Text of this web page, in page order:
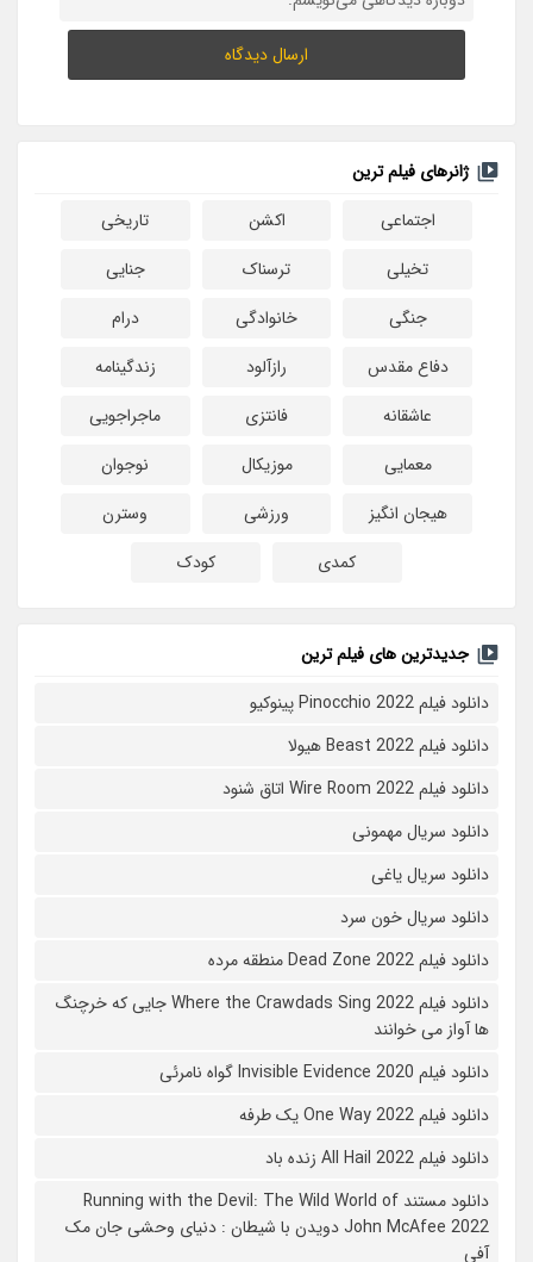
ژانرهای فیلم ترین
اجتماعی
اکشن
تاریخی
تخیلی
ترسناک
جنایی
جنگی
خانوادگی
درام
دفاع مقدس
رازآلود
زندگینامه
عاشقانه
فانتزی
ماجراجویی
معمایی
موزیکال
نوجوان
هیجان انگیز
ورزشی
وسترن
کمدی
کودک
جدیدترین های فیلم ترین
دانلود فیلم Pinocchio 2022 پینوکیو
دانلود فیلم Beast 2022 هیولا
دانلود فیلم Wire Room 2022 اتاق شنود
دانلود سریال مهمونی
دانلود سریال یاغی
دانلود سریال خون سرد
دانلود فیلم 2022 Dead Zone منطقه مرده
دانلود فیلم Where the Crawdads Sing 2022 جایی که خرچنگ
ها آواز می خوانند
دانلود فیلم 2020 Invisible Evidence گواه نامرئی
دانلود فیلم One Way 2022 یک طرفه
دانلود فیلم All Hail 2022 زنده باد
دانلود مستند Running with the Devil: The Wild World of
John McAfee 2022 دویدن با شیطان : دنیای وحشی جان مک
آفی